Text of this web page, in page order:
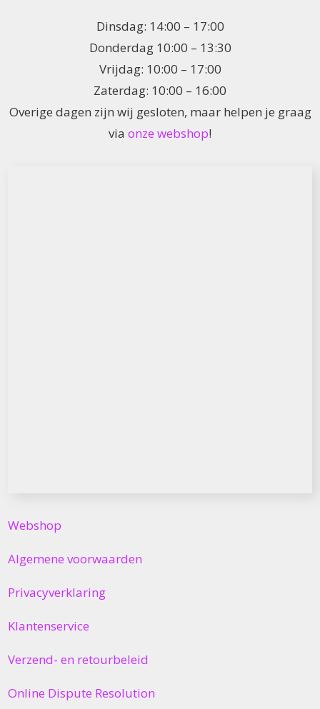
Dinsdag: 14:00 – 17:00
Donderdag 10:00 – 13:30
Vrijdag: 10:00 – 17:00
Zaterdag: 10:00 – 16:00
Overige dagen zijn wij gesloten, maar helpen je graag
via onze webshop!
Webshop
Algemene voorwaarden
Privacyverklaring
Klantenservice
Verzend- en retourbeleid
Online Dispute Resolution